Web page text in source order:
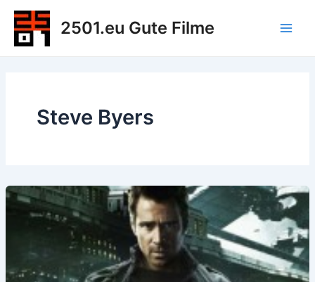
Zum
Inhalt
springen
2501.eu Gute Filme
Steve Byers